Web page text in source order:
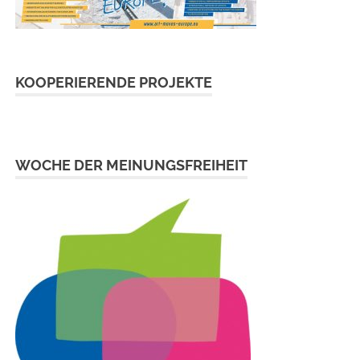
KOOPERIERENDE PROJEKTE
WOCHE DER MEINUNGSFREIHEIT